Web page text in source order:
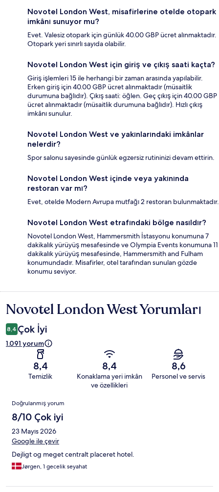
Novotel London West, misafirlerine otelde otopark
imkânı sunuyor mu?
Evet. Valesiz otopark için günlük 40.00 GBP ücret alınmaktadır.
Otopark yeri sınırlı sayıda olabilir.
Novotel London West için giriş ve çıkış saati kaçta?
Giriş işlemleri 15 ile herhangi bir zaman arasında yapılabilir.
Erken giriş için 40.00 GBP ücret alınmaktadır (müsaitlik
durumuna bağlıdır). Çıkış saati: öğlen. Geç çıkış için 40.00 GBP
ücret alınmaktadır (müsaitlik durumuna bağlıdır). Hızlı çıkış
imkânı sunulur.
Novotel London West ve yakınlarındaki imkânlar
nelerdir?
Spor salonu sayesinde günlük egzersiz rutininizi devam ettirin.
Novotel London West içinde veya yakınında
restoran var mı?
Evet, otelde Modern Avrupa mutfağı 2 restoran bulunmaktadır.
Novotel London West etrafındaki bölge nasıldır?
Novotel London West, Hammersmith İstasyonu konumuna 7
dakikalık yürüyüş mesafesinde ve Olympia Events konumuna 11
dakikalık yürüyüş mesafesinde, Hammersmith and Fulham
konumundadır. Misafirler, otel tarafından sunulan gözde
konumu seviyor.
Yorumlar
Novotel London West Yorumları
8,4 Çok İyi
1.091 yorum
8,4
Temizlik
8,4
Konaklama yeri imkân
ve özellikleri
8,6
Personel ve servis
Yorumlar
Doğrulanmış yorum
8/10 Çok iyi
23 Mayıs 2026
Google ile çevir
Dejligt og meget centralt placeret hotel.
Jørgen, 1 gecelik seyahat